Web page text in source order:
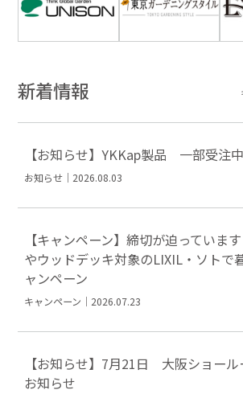
新着情報
【お知らせ】YKKap製品 一部受注
お知らせ｜2026.08.03
【キャンペーン】締切が迫っていま
やウッドデッキ対象のLIXIL・ソトで
ャンペーン
キャンペーン｜2026.07.23
【お知らせ】7月21日 大阪ショー
お知らせ